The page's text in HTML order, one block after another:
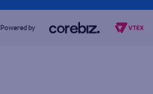
Powered by